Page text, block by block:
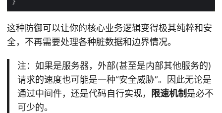
这种防御可以让你的核心业务逻辑变得极其纯粹和安
全，不再需要处理各种脏数据和边界情况。
注：如果是服务器，外部(甚至是内部其他服务的)
请求的速度也可能是一种“安全威胁”。因此无论是
通过中间件，还是代码自行实现，
限速机制是必不
可少的。